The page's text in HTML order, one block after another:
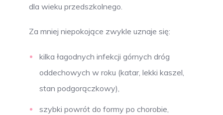
dla wieku przedszkolnego.
Za mniej niepokojące zwykle uznaje się:
kilka łagodnych infekcji górnych dróg
oddechowych w roku (katar, lekki kaszel,
stan podgorączkowy),
szybki powrót do formy po chorobie,